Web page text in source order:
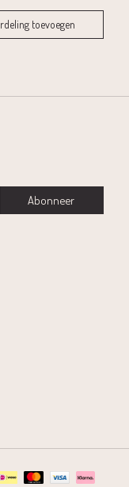
toevoegen
Abonneer